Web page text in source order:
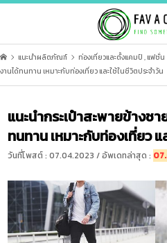
แนะนำผลิตภัณฑ์ ท่องเที่ยวและตั้งแคมป์ , แฟชั่น
งานได้ทนทาน เหมาะกับท่องเที่ยว และใช้ในชีวิตประจำวัน
แนะนำกระเป๋าสะพายข้างช
ทนทาน เหมาะกับท่องเที่ยว แ
วันที่โพสต์ : 07.04.2023 / อัพเดทล่าสุด :